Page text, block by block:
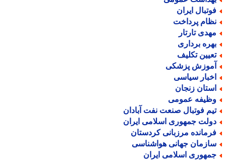
ایران
پرداخت
تارتار
برداری
تکلیف
پزشکی
سیاسی
زنجان
عمومی
فوتبال صنعت نفت آبادان
جمهوری اسلامی ایران
مرزبانی کردستان
جهانی هواشناسی
اسلامی ایران